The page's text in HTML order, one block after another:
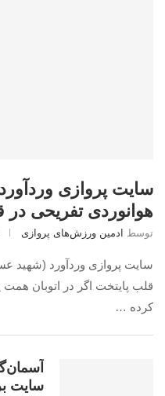
سایت پروازی
هوانوردی تفریحی در
توسط ادمین ورزش‌های پروازی
سایت پروازی وردآورد (شهید
قلب پایتخت اگر در اتوبان
کرده …
سایت